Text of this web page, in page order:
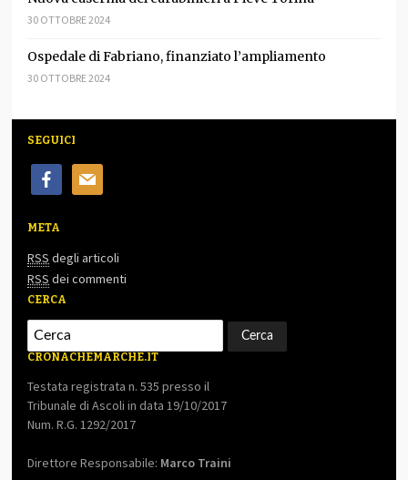
30 OTTOBRE 2024
Ospedale di Fabriano, finanziato l’ampliamento
30 OTTOBRE 2024
SEGUICI
facebookmail
META
RSS degli articoli
RSS dei commenti
CERCA
CRONACHEMARCHE.IT
Testata registrata n. 535 presso il
Tribunale di Ascoli in data 19/10/2017
Num. R.G. 1292/2017
Direttore Responsabile: Marco Traini